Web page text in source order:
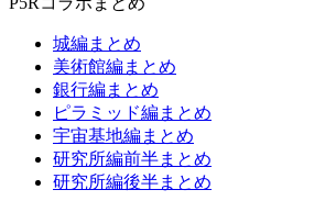
城編まとめ
美術館編まとめ
銀行編まとめ
ピラミッド編まとめ
宇宙基地編まとめ
研究所編前半まとめ
研究所編後半まとめ